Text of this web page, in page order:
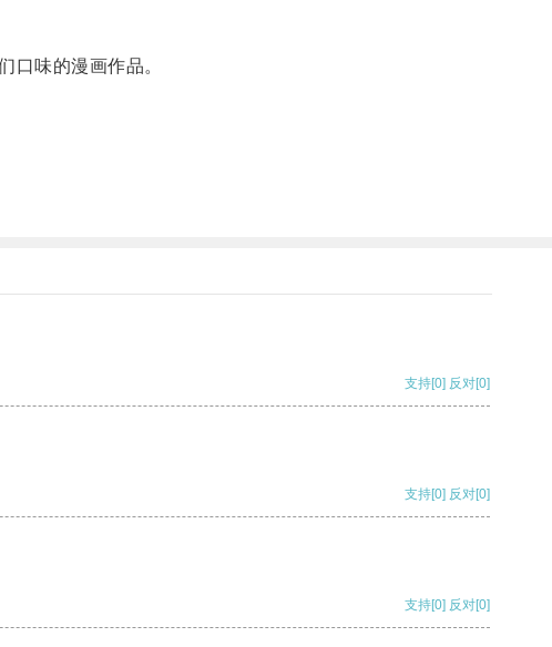
味的漫画作品。
支持[0] 反对[0]
支持[0] 反对[0]
支持[0] 反对[0]